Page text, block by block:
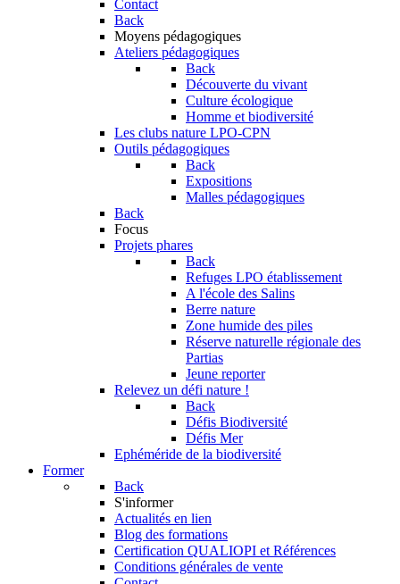
Contact
Back
Moyens pédagogiques
Ateliers pédagogiques
Back
Découverte du vivant
Culture écologique
Homme et biodiversité
Les clubs nature LPO-CPN
Outils pédagogiques
Back
Expositions
Malles pédagogiques
Back
Focus
Projets phares
Back
Refuges LPO établissement
A l'école des Salins
Berre nature
Zone humide des piles
Réserve naturelle régionale des
Partias
Jeune reporter
Relevez un défi nature !
Back
Défis Biodiversité
Défis Mer
Ephéméride de la biodiversité
Former
Back
S'informer
Actualités en lien
Blog des formations
Certification QUALIOPI et Références
Conditions générales de vente